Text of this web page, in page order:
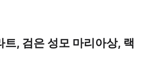
, 검은 성모 마리아상, 랙